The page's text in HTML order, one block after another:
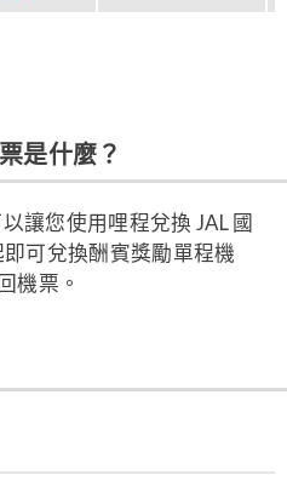
是什麼？
讓您使用哩程兌換 JAL 國
可兌換酬賓獎勵單程機
機票。